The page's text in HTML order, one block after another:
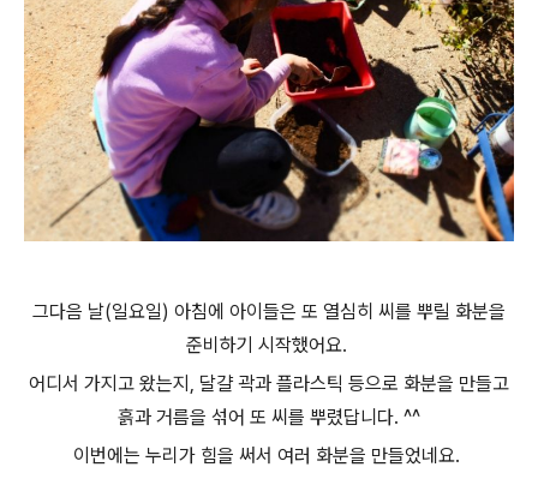
그다음 날(일요일) 아침에 아이들은 또 열심히 씨를 뿌릴 화분을
준비하기 시작했어요.
어디서 가지고 왔는지, 달걀 곽과 플라스틱 등으로 화분을 만들고
흙과 거름을 섞어 또 씨를 뿌렸답니다. ^^
이번에는 누리가 힘을 써서 여러 화분을 만들었네요.